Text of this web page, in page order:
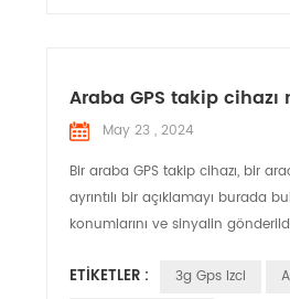
Araba GPS takip cihazı
May 23 , 2024
Bir araba GPS takip cihazı, bir
ayrıntılı bir açıklamayı burada
konumlarını ve sinyalin
ETIKETLER : 3g Gps Izci